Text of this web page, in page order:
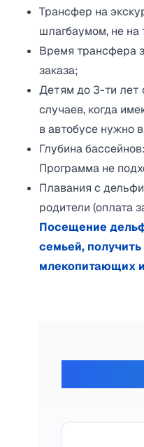
Трансфер на
шлагбаумом, не на
Время трансфера
заказа;
Детям до 3-ти лет
случаев, когда
в автобусе нужно
Глубина
Программа не
Плавания с
родители (оплата
Посещение
семьей,
млекопитающих